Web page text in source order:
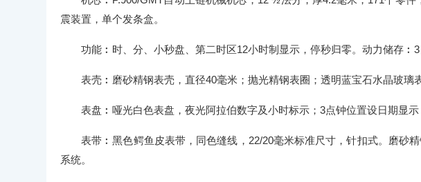
震装置，单个发条盒。
功能︰时、分、小秒盘、第二时区12小时制显示，停秒归零。动力储存︰3
表壳︰磨砂精钢表壳，直径40毫米；抛光精钢表圈；透明蓝宝石水晶玻璃
表盘︰哑光白色表盘，夜光阿拉伯数字及小时标示；3点钟位置设日期显示
表带︰黑色鳄鱼皮表带，同色缝线，22/20毫米标准尺寸，针扣式。磨砂
系统。